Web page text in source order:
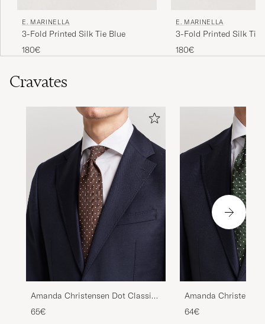
E. MARINELLA
3-Fold Printed Silk Tie Blue
180€
E. MARINELLA
3-Fold Printed Silk Tie
180€
Cravates
Amanda Christensen Dot Classic
Tie 8 cm Brown/White
65€
Amanda
Tie 8 cm Green/
64€